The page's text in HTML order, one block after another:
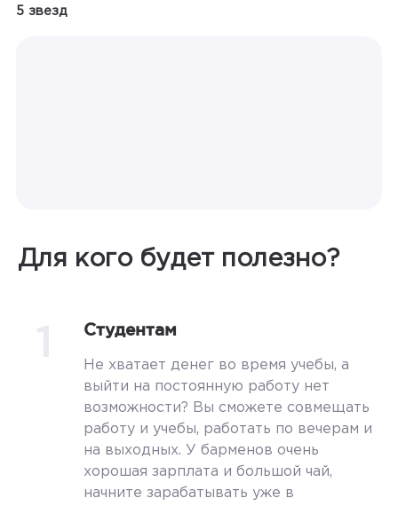
5 звезд
Для кого будет полезно?
Студентам
Не хватает денег во время учебы, а
выйти на постоянную работу нет
возможности? Вы сможете совмещать
работу и учебы, работать по вечерам и
на выходных. У барменов очень
хорошая зарплата и большой чай,
начните зарабатывать уже в